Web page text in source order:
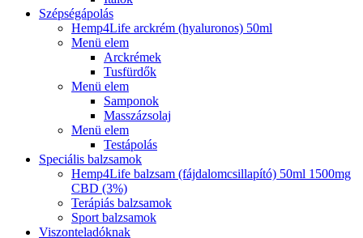
Szépségápolás
Hemp4Life arckrém (hyaluronos) 50ml
Menü elem
Arckrémek
Tusfürdők
Menü elem
Samponok
Masszázsolaj
Menü elem
Testápolás
Speciális balzsamok
Hemp4Life balzsam (fájdalomcsillapító) 50ml 1500mg
CBD (3%)
Terápiás balzsamok
Sport balzsamok
Viszonteladóknak